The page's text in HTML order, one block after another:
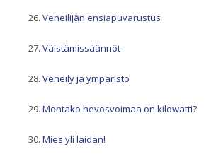
Veneilijän ensiapuvarustus
Väistämissäännöt
Veneily ja ympäristö
Montako hevosvoimaa on kilowatti?
Mies yli laidan!